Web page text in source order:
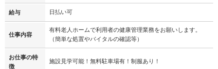
給与 日払い可
仕事内容
有料老人ホームで利用者の健康管理業務をお願いします。
（簡単な処置やバイタルの確認等）
お仕事の特
徴
施設見学可能！無料駐車場有！制服あり！